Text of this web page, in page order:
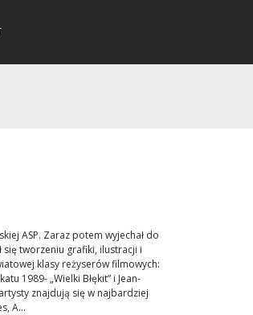
ASP. Zaraz potem wyjechał do
tworzeniu grafiki, ilustracji i
klasy reżyserów filmowych:
1989- „Wielki Błękit” i Jean-
znajdują się w najbardziej
A...